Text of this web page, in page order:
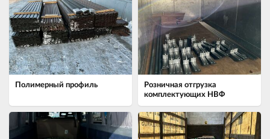
Полимерный профиль
Розничная отгрузка
комплектующих НВФ